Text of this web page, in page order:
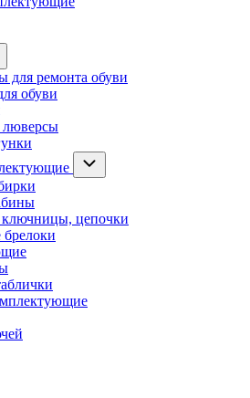
для ремонта обуви
обуви
ключницы, цепочки